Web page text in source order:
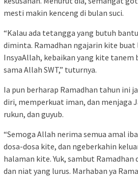
mesti makin kenceng di bulan suci.
“Kalau ada tetangga yang butuh
diminta. Ramadhan ngajarin kite buat
InsyaAllah, kebaikan yang kite tanem
sama Allah SWT,” tuturnya.
Ia pun berharap Ramadhan tahun ini
diri, memperkuat iman, dan menjaga
rukun, dan guyub.
“Semoga Allah nerima semua amal
dosa-dosa kite, dan ngeberkahin
halaman kite. Yuk, sambut Ramadhan
dan niat yang lurus. Marhaban ya